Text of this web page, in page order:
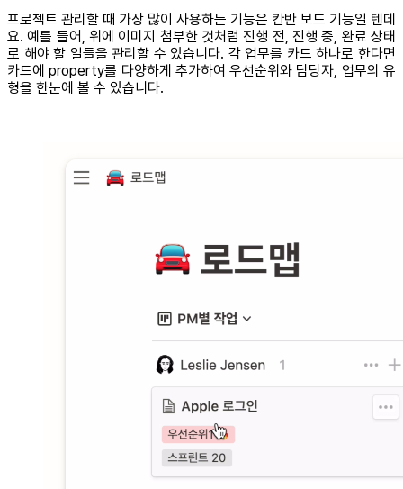
프로젝트 관리할 때 가장 많이 사용하는 기능은 칸반 보드 기능일 텐데
요. 예를 들어, 위에 이미지 첨부한 것처럼 진행 전, 진행 중, 완료 상태
로 해야 할 일들을 관리할 수 있습니다. 각 업무를 카드 하나로 한다면
카드에 property를 다양하게 추가하여 우선순위와 담당자, 업무의 유
형을 한눈에 볼 수 있습니다.